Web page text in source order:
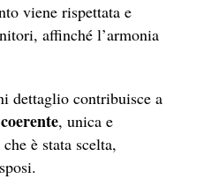
viene rispettata e
affinché l’armonia
dettaglio contribuisce a
, unica e
è stata scelta,